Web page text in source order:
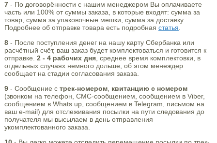
7- По договорённости с нашим менеджером Вы оплачиваете
часть или 100% от суммы заказа, в которые входят: сумма за
товар, сумма за упаковочные мешки, сумма за доставку.
Подробнее об отправке товара есть подробная статья
8- После поступления денег на нашу карту Сбербанка или
расчётный счёт, ваш заказ будет комплектоваться и готовится к
отправке. 2 - 4 рабочих дня, среднее время комплектовки, в
отдельных случаях немного дольше, об этом менеждер
сообщает на стадии согласования заказа.
9- Сообщение с трек-номером, квитанцию с номером
(звонком на телефон, СМС-сообщением, сообщением в Viber,
сообщением в Whats up, сообщением в Telegram, письмом на
ваш e-mail) для отслеживания посылки на пути следования до
получателя мы высылаем в день отправления
укомплектованного заказа.